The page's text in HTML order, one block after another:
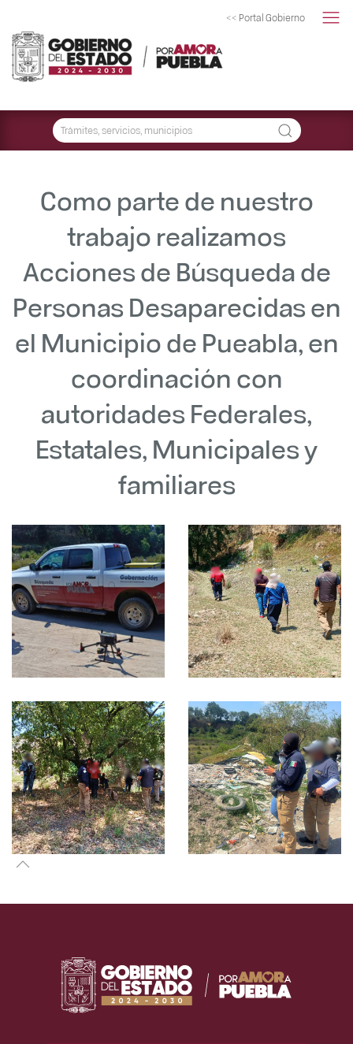
<< Portal Gobierno
Como parte de nuestro
trabajo realizamos
Acciones de Búsqueda de
Personas Desaparecidas en
el Municipio de Pueabla, en
coordinación con
autoridades Federales,
Estatales, Municipales y
familiares